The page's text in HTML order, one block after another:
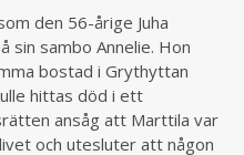
den 56-årige Juha
sambo Annelie. Hon
bostad i Grythyttan
hittas död i ett
ansåg att Marttila var
och utesluter att någon